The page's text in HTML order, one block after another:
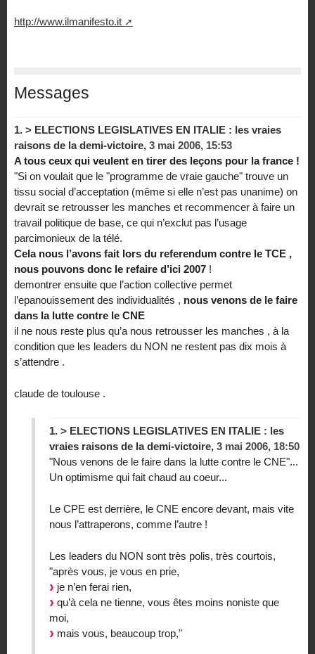
http://www.ilmanifesto.it
Messages
1. > ELECTIONS LEGISLATIVES EN ITALIE : les vraies
raisons de la demi-victoire, 3 mai 2006, 15:53
A tous ceux qui veulent en tirer des leçons pour la france !
"Si on voulait que le "programme de vraie gauche" trouve un
tissu social d’acceptation (même si elle n’est pas unanime) on
devrait se retrousser les manches et recommencer à faire un
travail politique de base, ce qui n’exclut pas l’usage
parcimonieux de la télé.
Cela nous l’avons fait lors du referendum contre le TCE ,
nous pouvons donc le refaire d’ici 2007 !
demontrer ensuite que l’action collective permet
l’epanouissement des individualités , nous venons de le faire
dans la lutte contre le CNE
il ne nous reste plus qu’a nous retrousser les manches , à la
condition que les leaders du NON ne restent pas dix mois à
s’attendre .
claude de toulouse .
1. > ELECTIONS LEGISLATIVES EN ITALIE : les
vraies raisons de la demi-victoire, 3 mai 2006, 18:50
"Nous venons de le faire dans la lutte contre le CNE"...
Un optimisme qui fait chaud au coeur...
Le CPE est derrière, le CNE encore devant, mais vite
nous l’attraperons, comme l’autre !
Les leaders du NON sont très polis, très courtois,
"après vous, je vous en prie,
je n’en ferai rien,
qu’à cela ne tienne, vous êtes moins noniste que
moi,
mais vous, beaucoup trop,"